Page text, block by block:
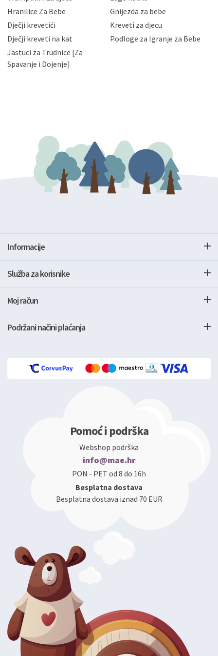
slučajevima koji su dozvoljeni zakonima. Napominjemo
da možete u svako doba, u potpunosti ili djelomice,
zatražiti prestanak aktivnosti obrade Vaših osobnih
podataka. Opoziv privole možete podnijeti poštom na
gore navedenu adresu ili e-mailom na adresu:
Hranilice Za Bebe
Gnijezda za bebe
Dječji krevetići
Kreveti za djecu
Dječji kreveti na kat
Podloge za Igranje za Bebe
Jastuci za Trudnice [Za
Spavanje i Dojenje]
Informacije
Služba za korisnike
Moj račun
Podržani načini plaćanja
Pomoć i podrška
Webshop podrška
info@mae.hr
PON - PET od 8 do 16h
Besplatna dostava
Besplatna dostava iznad 70 EUR